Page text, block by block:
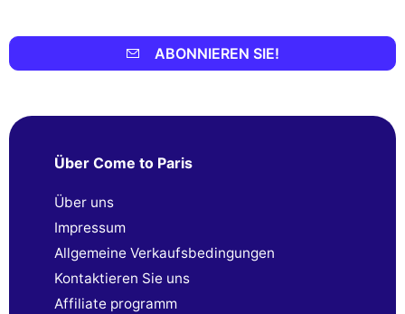
ABONNIEREN SIE!
Über Come to Paris
Über uns
Impressum
Allgemeine Verkaufsbedingungen
Kontaktieren Sie uns
Affiliate programm